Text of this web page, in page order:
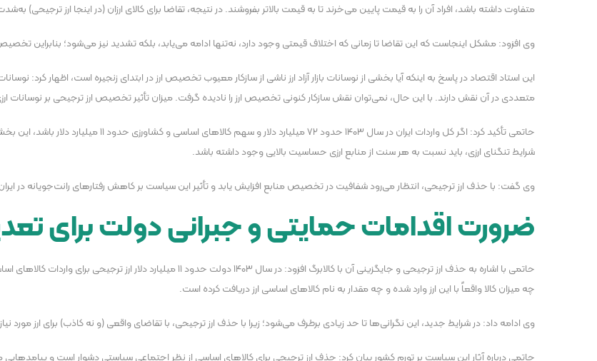
متفاوت داشته باشد، افراد آن را به قیمت پایین می‌خرند تا به قیمت بالاتر بفروشند. در نتیجه، تقاضا برای کالای ارزان (در اینجا ارز ترجیحی)
وی افزود: مشکل اینجاست که این تقاضا تا زمانی که اختلاف قیمتی وجود دارد، نه‌تنها ادامه می‌یابد، بلکه تشدید نیز می‌شود؛ بنابراین
این استاد اقتصاد در پاسخ به اینکه آیا بخشی از نوسانات بازار آزاد ارز ناشی از سازکار معیوب تخصیص ارز در ابتدای زنجیره است، اظهار کرد:
متعددی در آن نقش دارند. با این حال، نمی‌توان نقش سازکار کنونی تخصیص ارز را نادیده گرفت. میزان تأثیر تخصیص ارز ترجیحی بر نوسانات
شرایط تنگنای ارزی، باید نسبت به هر سنت از منابع ارزی حساسیت بالایی وجود داشته باشد.
وی گفت: با حذف ارز ترجیحی، انتظار می‌رود شفافیت در تخصیص منابع افزایش یابد و تأثیر این سیاست بر کاهش رفتار‌های رانت‌جویانه در
ضرورت اقدامات حمایتی و جبرانی دولت برای
حاتمی با اشاره به حذف ارز ترجیحی و جایگزینی آن با کالابرگ افزود: در سال
چه میزان کالا واقعاً با این ارز وارد شده و چه مقدار به نام کالا‌های اساسی ارز دریافت کرده است.
وی ادامه داد: در شرایط جدید، این نگرانی‌ها تا حد زیادی برطرف می‌شود؛ زیرا با حذف ارز ترجیحی، با تقاضای واقعی (و نه کاذب) برای ارز مورد
حاتمی درباره آثار این سیاست بر تورم کشور بیان کرد: حذف ارز ترجیحی برای کالا‌های اساسی از نظر اجتماعی سیاستی دشوار است و پیامد‌هایی